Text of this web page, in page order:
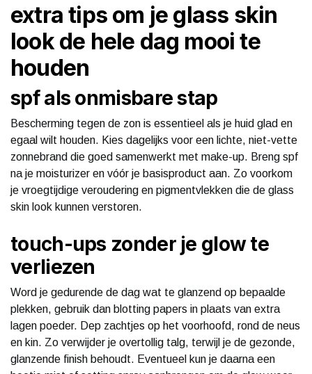
extra tips om je glass skin
look de hele dag mooi te
houden
spf als onmisbare stap
Bescherming tegen de zon is essentieel als je huid glad en
egaal wilt houden. Kies dagelijks voor een lichte, niet-vette
zonnebrand die goed samenwerkt met make-up. Breng spf
na je moisturizer en vóór je basisproduct aan. Zo voorkom
je vroegtijdige veroudering en pigmentvlekken die de glass
skin look kunnen verstoren.
touch-ups zonder je glow te
verliezen
Word je gedurende de dag wat te glanzend op bepaalde
plekken, gebruik dan blotting papers in plaats van extra
lagen poeder. Dep zachtjes op het voorhoofd, rond de neus
en kin. Zo verwijder je overtollig talg, terwijl je de gezonde,
glanzende finish behoudt. Eventueel kun je daarna een